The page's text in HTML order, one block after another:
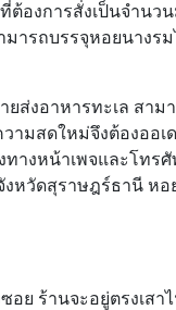
องการสั่งเป็นจำนว
ารถบรรจุหอยนางร
ส่งอาหารทะเล สา
ามสดใหม่จึงต้องออ
ทางหน้าเพจและโท
งหวัดสุราษฎร์ธานี ห
อย ร้านจะอยู่ตรงเส